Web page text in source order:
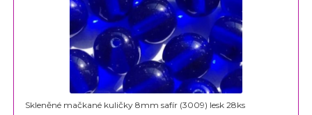
Skleněné mačkané kuličky 8mm safír (3009) lesk 28ks